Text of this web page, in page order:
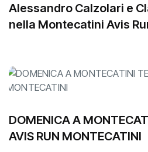
Alessandro Calzolari e
nella Montecatini Avis
DOMENICA A
AVIS RUN MONTECATINI